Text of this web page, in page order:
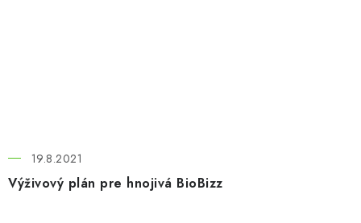
Výživový plán pre hnojivá BioBizz
19.8.2021